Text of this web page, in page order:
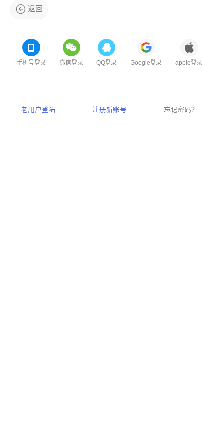
返回
手机号登录 微信登录 QQ登录 Google登录 apple登录
老用户登陆 注册新账号 忘记密码？